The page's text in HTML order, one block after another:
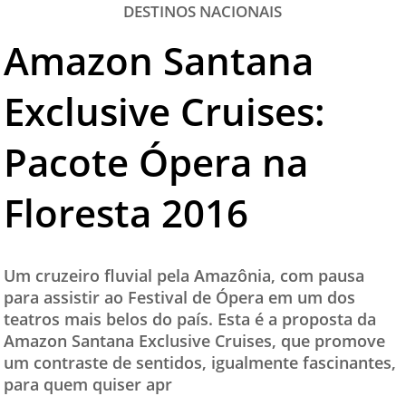
DICAS
VITRINE
TURISMO SA TV
TESTADO E APROVADO
PARCEIROS
QUEM SOMOS - EQUIPE
CONTATO
DESTINOS NACIONAIS
Amazon Santana
Exclusive Cruises:
Pacote Ópera na
Floresta 2016
Um cruzeiro fluvial pela Amazônia, com pausa
para assistir ao Festival de Ópera em um dos
teatros mais belos do país. Esta é a proposta da
Amazon Santana Exclusive Cruises, que promove
um contraste de sentidos, igualmente fascinantes,
para quem quiser apr